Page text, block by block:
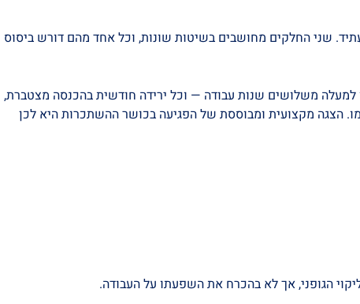
שני החלקים מחושבים בשיטות שונות, וכל אחד מהם דורש ביסוס
גיל הפרישה נותרו לו למעלה משלושים שנות עבודה — וכל ירידה חודשית בהכנסה מצטברת,
הצגה מקצועית ומבוססת של הפגיעה בכושר ההשתכרות היא לכן
הגופני, אך לא בהכרח את השפעתו על העבודה.